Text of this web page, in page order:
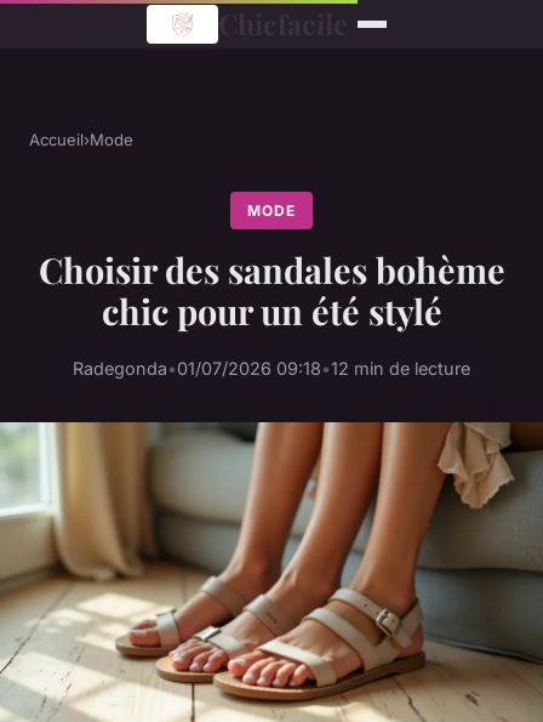
Accueil›Mode
MODE
Choisir des sandales bohème
chic pour un été stylé
Radegonda•01/07/2026 09:18•12 min de lecture